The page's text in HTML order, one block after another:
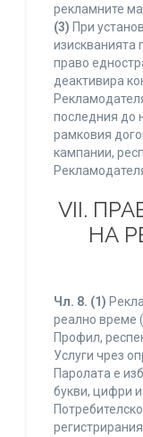
рекламните
(3) При
изискванията
право
деактивира
последния до
рамковия
кампании,
VII.
НА
Чл. 8. (1)
реално време
Профил,
Услуги чрез
Паролата е
букви, цифри